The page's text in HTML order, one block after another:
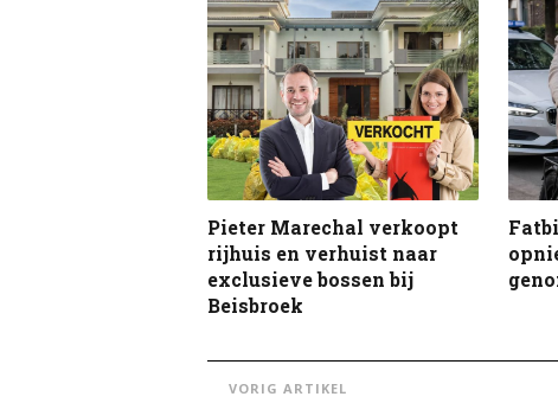
Pieter Marechal verkoopt
rijhuis en verhuist naar
exclusieve bossen bij
Beisbroek
VORIG ARTIKEL